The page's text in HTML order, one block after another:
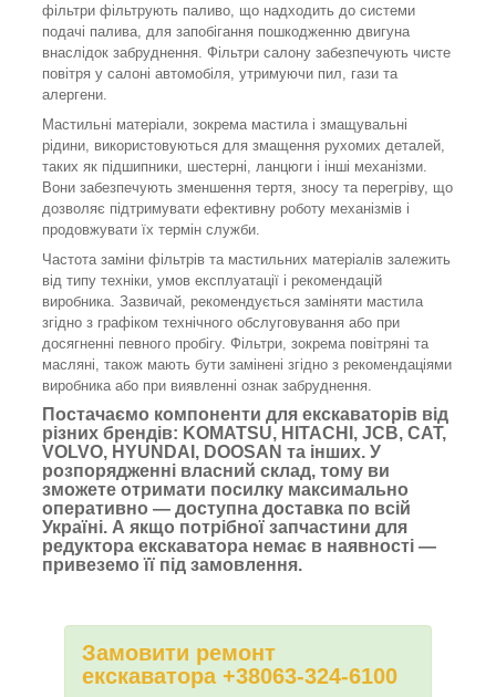
фільтри фільтрують паливо, що надходить до системи
подачі палива, для запобігання пошкодженню двигуна
внаслідок забруднення. Фільтри салону забезпечують чисте
повітря у салоні автомобіля, утримуючи пил, гази та
алергени.
Мастильні матеріали, зокрема мастила і змащувальні
рідини, використовуються для змащення рухомих деталей,
таких як підшипники, шестерні, ланцюги і інші механізми.
Вони забезпечують зменшення тертя, зносу та перегріву, що
дозволяє підтримувати ефективну роботу механізмів і
продовжувати їх термін служби.
Частота заміни фільтрів та мастильних матеріалів залежить
від типу техніки, умов експлуатації і рекомендацій
виробника. Зазвичай, рекомендується заміняти мастила
згідно з графіком технічного обслуговування або при
досягненні певного пробігу. Фільтри, зокрема повітряні та
масляні, також мають бути замінені згідно з рекомендаціями
виробника або при виявленні ознак забруднення.
Постачаємо компоненти для екскаваторів від
різних брендів: KOMATSU, HITACHI, JCB, CAT,
VOLVO, HYUNDAI, DOOSAN та інших. У
розпорядженні власний склад, тому ви
зможете отримати посилку максимально
оперативно — доступна доставка по всій
Україні. А якщо потрібної запчастини для
редуктора екскаватора немає в наявності —
привеземо її під замовлення.
Замовити ремонт
екскаватора +38063-324-6100